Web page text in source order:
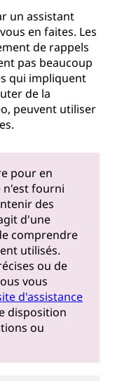
un assistant
en faites. Les
de rappels
pas beaucoup
qui impliquent
de la
peuvent utiliser
pour en
n'est fourni
des
d'une
comprendre
utilisés.
ou de
vous
d'assistance
disposition
ou